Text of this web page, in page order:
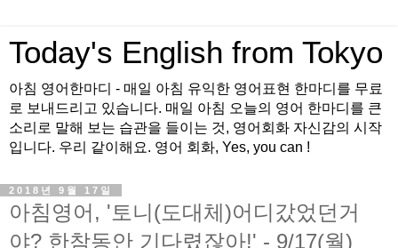
Today's English from Tokyo
아침 영어한마디 - 매일 아침 유익한 영어표현 한마디를 무료
로 보내드리고 있습니다. 매일 아침 오늘의 영어 한마디를 큰
소리로 말해 보는 습관을 들이는 것, 영어회화 자신감의 시작
입니다. 우리 같이해요. 영어 회화, Yes, you can !
2018년 9월 17일
아침영어, '토니(도대체)어디갔었던거
야? 한참동안 기다렸잖아!' - 9/17(월)